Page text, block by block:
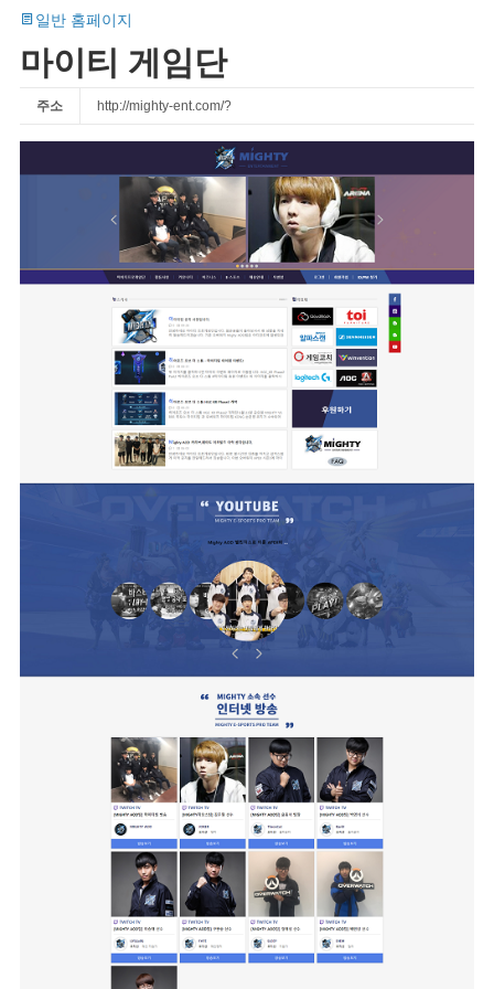
일반 홈페이지
마이티 게임단
주소 http://mighty-ent.com/?